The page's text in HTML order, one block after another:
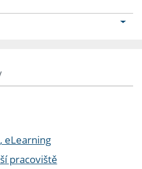
eLearning
pracoviště